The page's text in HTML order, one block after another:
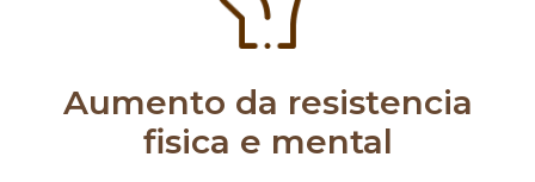
Aumento da resistencia
fisica e mental